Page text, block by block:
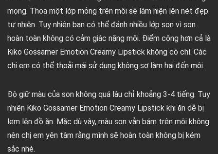
mọng. Thoa một lớp mỏng trên môi sẽ làm hiện lên nét đẹp
tự nhiên. Tuy nhiên bạn có thể đánh nhiều lớp son vì son
hoàn toàn không có cảm giác nặng môi. Điểm cộng hơn cả là
Kiko Gossamer Emotion Creamy Lipstick không có chì. Các
chị em có thể thoải mái sử dụng không sợ làm hại đến môi.
Độ giữ màu của son không quá lâu chỉ khoảng 3-4 tiếng. Tuy
nhiên Kiko Gossamer Emotion Creamy Lipstick khi ăn dễ bị
lem lên đồ ăn. Mặc dù vậy, màu son vẫn bám trên môi không
nên chị em yên tâm rằng mình sẽ hoàn toàn không bị kém
sắc nhé.